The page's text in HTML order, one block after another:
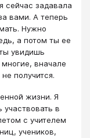
сейчас задавала
вами. А теперь
Нужно
а потом ты ее
увидишь
вначале
получится.
жизни. Я
в
с учителем
учеников,